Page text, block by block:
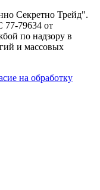
Секретно Трейд".
79634 от
по надзору в
и массовых
на обработку